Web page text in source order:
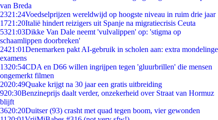
van Breda
2321:24Voedselprijzen wereldwijd op hoogste niveau in ruim drie jaar
1721:20Italië hindert reizigers uit Spanje na migratiecrisis Ceuta
5321:03Dikke Van Dale neemt 'vulvalippen' op: 'stigma op
schaamlippen doorbreken'
2421:01Denemarken pakt AI-gebruik in scholen aan: extra mondelinge
examens
1320:54CDA en D66 willen ingrijpen tegen 'gluurbrillen' die mensen
ongemerkt filmen
2020:49Quake krijgt na 30 jaar een gratis uitbreiding
920:30Benzineprijs daalt verder, onzekerheid over Straat van Hormuz
blijft
3620:20Duitser (93) crasht met quad tegen boom, vier gewonden